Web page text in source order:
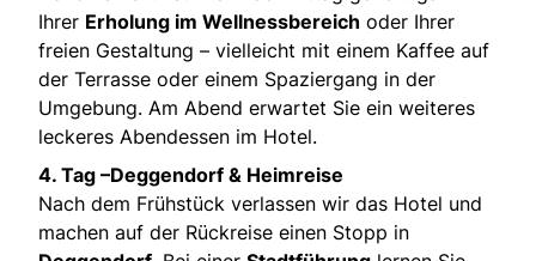
Ihrer Erholung im Wellnessbereich oder Ihrer
freien Gestaltung – vielleicht mit einem Kaffee auf
der Terrasse oder einem Spaziergang in der
Umgebung. Am Abend erwartet Sie ein weiteres
leckeres Abendessen im Hotel.
4. Tag –Deggendorf & Heimreise
Nach dem Frühstück verlassen wir das Hotel und
machen auf der Rückreise einen Stopp in